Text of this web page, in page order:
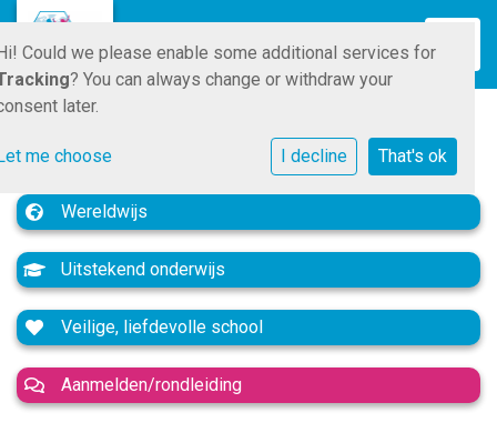
Wereldwijs
Uitstekend onderwijs
Veilige, liefdevolle school
Aanmelden/rondleiding
Could we please enable some additional services for
? You can always change or withdraw your
later.
me choose I decline That's ok